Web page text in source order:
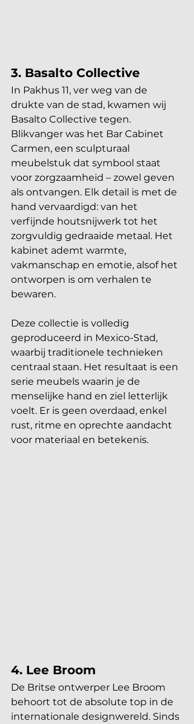
3. Basalto Collective
In Pakhus 11, ver weg van de
drukte van de stad, kwamen wij
Basalto Collective tegen.
Blikvanger was het Bar Cabinet
Carmen, een sculpturaal
meubelstuk dat symbool staat
voor zorgzaamheid – zowel geven
als ontvangen. Elk detail is met de
hand vervaardigd: van het
verfijnde houtsnijwerk tot het
zorgvuldig gedraaide metaal. Het
kabinet ademt warmte,
vakmanschap en emotie, alsof het
ontworpen is om verhalen te
bewaren.
Deze collectie is volledig
geproduceerd in Mexico-Stad,
waarbij traditionele technieken
centraal staan. Het resultaat is een
serie meubels waarin je de
menselijke hand en ziel letterlijk
voelt. Er is geen overdaad, enkel
rust, ritme en oprechte aandacht
voor materiaal en betekenis.
4. Lee Broom
De Britse ontwerper Lee Broom
behoort tot de absolute top in de
internationale designwereld. Sinds